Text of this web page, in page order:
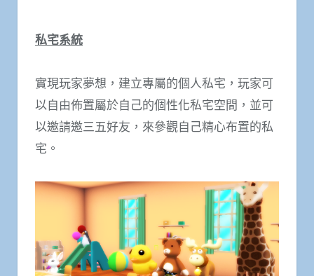
私宅系統
實現玩家夢想，建立專屬的個人私宅，玩家可
以自由佈置屬於自己的個性化私宅空間，並可
以邀請邀三五好友，來參觀自己精心布置的私
宅。